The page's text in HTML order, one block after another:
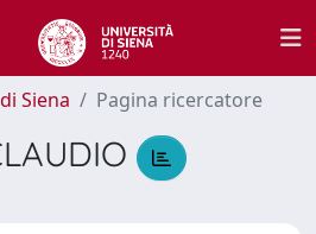
Siena Pagina ricercatore